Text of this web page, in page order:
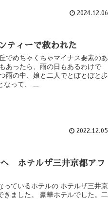
2024.12.06
ティーで救われた
でめちゃくちゃマイナス要素のあ
あったら、雨の日もあるわけで
雨の中、娘と二人でとぼとぼと歩
って、 ...
2022.12.05
ホテルザ三井京都アフ
っているホテルの ホテルザ三井京
ました。 豪華ホテルでした。二